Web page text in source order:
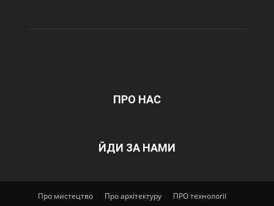
ПРО НАС
ЙДИ ЗА НАМИ
Про мистецтво Про архітектуру
ПРО технології